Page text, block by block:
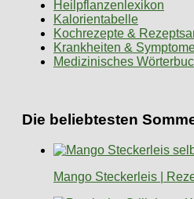
Heilpflanzenlexikon
Kalorientabelle
Kochrezepte &
Krankheiten &
Medizinisches
Die beliebtesten
Mango Steckerleis |